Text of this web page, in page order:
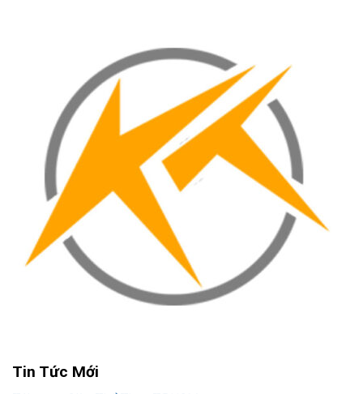
Tin Tức Mới